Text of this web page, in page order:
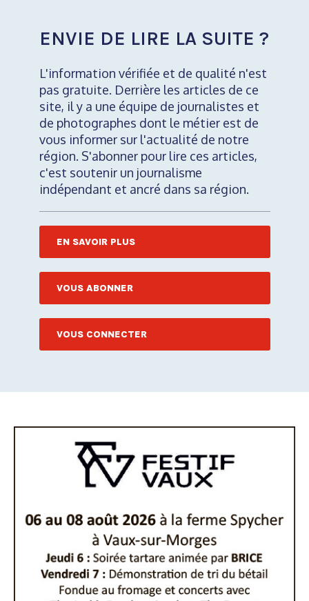
ENVIE DE LIRE LA SUITE ?
L'information vérifiée et de qualité n'est
pas gratuite. Derrière les articles de ce
site, il y a une équipe de journalistes et
de photographes dont le métier est de
vous informer sur l'actualité de notre
région. S'abonner pour lire ces articles,
c'est soutenir un journalisme
indépendant et ancré dans sa région.
EN SAVOIR PLUS
VOUS ABONNER
VOUS CONNECTER